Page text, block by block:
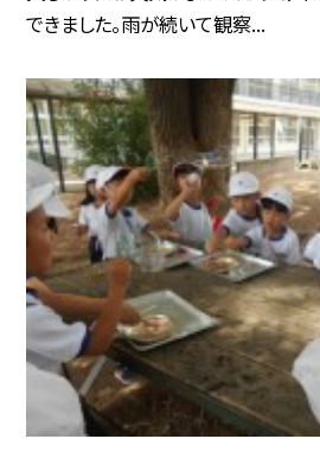
できました。雨が続いて観察...